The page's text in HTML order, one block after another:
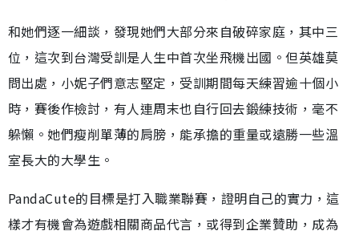
和她們逐一細談，發現她們大部分來自破碎家庭，其中三
位，這次到台灣受訓是人生中首次坐飛機出國。但英雄莫
問出處，小妮子們意志堅定，受訓期間每天練習逾十個小
時，賽後作檢討，有人連周末也自行回去鍛練技術，毫不
躲懶。她們瘦削單薄的肩膀，能承擔的重量或遠勝一些溫
室長大的大學生。
PandaCute的目標是打入職業聯賽，證明自己的實力，這
樣才有機會為遊戲相關商品代言，或得到企業贊助，成為